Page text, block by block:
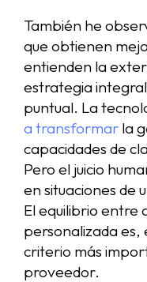
También he
que obtienen
entienden la
estrategia
puntual. La
a transformar la
capacidades de
Pero el juicio
en situaciones de
El equilibrio entre
personalizada es,
criterio más
proveedor.